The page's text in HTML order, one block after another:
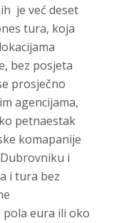
je već deset
tura, koja
bez posjeta
prosječno
agencijama,
petnaestak
komapanije
i
i tura bez
eura ili oko